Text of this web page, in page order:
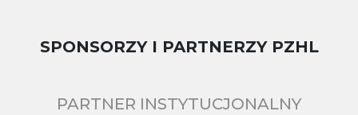
SPONSORZY I PARTNERZY PZHL
PARTNER INSTYTUCJONALNY